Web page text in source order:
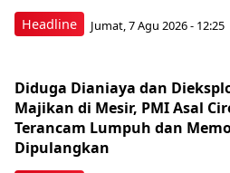
Headline Jumat, 7 Agu 2026 - 12:25
Diduga Dianiaya dan
Majikan di Mesir, PMI Asal
Terancam Lumpuh dan
Dipulangkan